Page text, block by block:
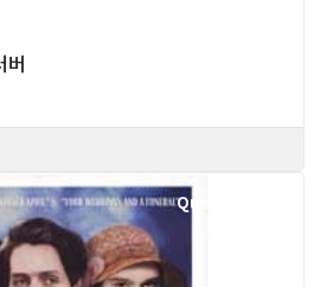
버
Queer Movie